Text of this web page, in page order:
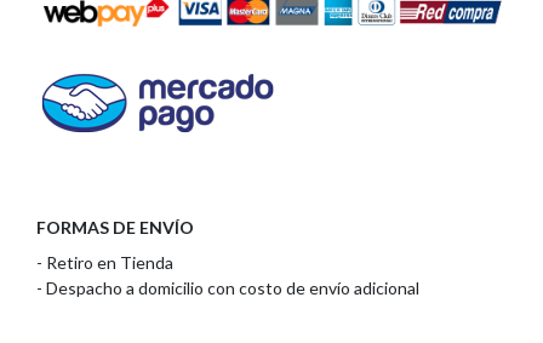
FORMAS DE ENVÍO
- Retiro en Tienda
- Despacho a domicilio con costo de envío adicional